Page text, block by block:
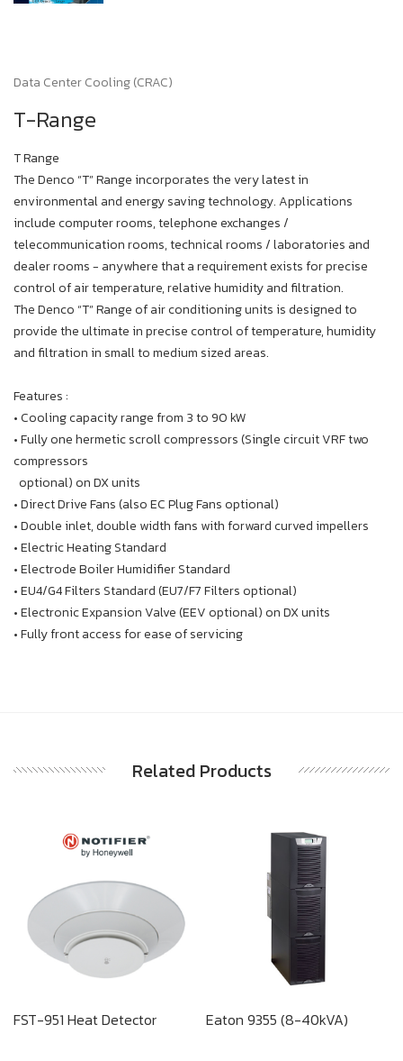
Data Center Cooling (CRAC)
T-Range
T Range
The Denco “T” Range incorporates the very latest in
environmental and energy saving technology. Applications
include computer rooms, telephone exchanges /
telecommunication rooms, technical rooms / laboratories and
dealer rooms - anywhere that a requirement exists for precise
control of air temperature, relative humidity and filtration.
The Denco “T” Range of air conditioning units is designed to
provide the ultimate in precise control of temperature, humidity
and filtration in small to medium sized areas.
Features :
• Cooling capacity range from 3 to 90 kW
• Fully one hermetic scroll compressors (Single circuit VRF two
compressors
optional) on DX units
• Direct Drive Fans (also EC Plug Fans optional)
• Double inlet, double width fans with forward curved impellers
• Electric Heating Standard
• Electrode Boiler Humidifier Standard
• EU4/G4 Filters Standard (EU7/F7 Filters optional)
• Electronic Expansion Valve (EEV optional) on DX units
• Fully front access for ease of servicing
Related Products
FST-951 Heat Detector Eaton 9355 (8-40kVA)